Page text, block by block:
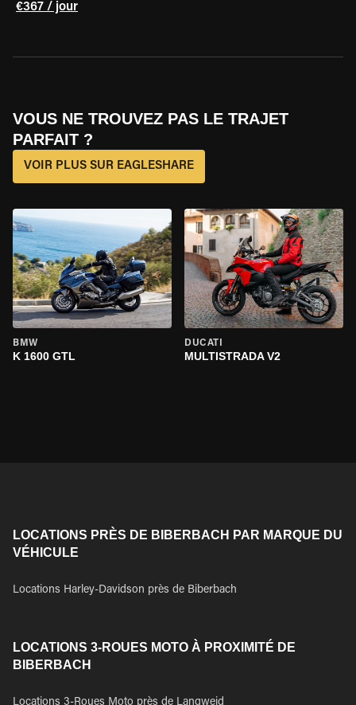
€367 / jour
VOUS NE TROUVEZ PAS LE TRAJET
PARFAIT ?
VOIR PLUS SUR EAGLESHARE
BMW
K 1600 GTL
DUCATI
MULTISTRADA V2
LOCATIONS PRÈS DE BIBERBACH PAR MARQUE DU
VÉHICULE
Locations Harley-Davidson près de Biberbach
LOCATIONS 3-ROUES MOTO À PROXIMITÉ DE
BIBERBACH
Locations 3-Roues Moto près de Langweid